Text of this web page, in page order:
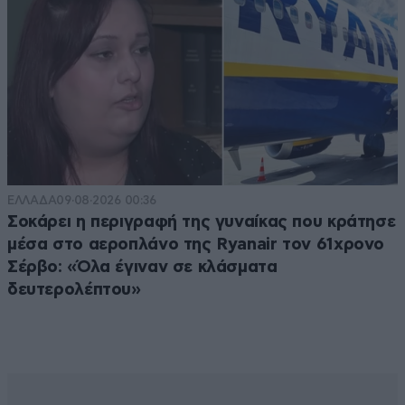
ΕΛΛΑΔΑ09·08·2026 00:36
Σοκάρει η περιγραφή της γυναίκας που κράτησε
μέσα στο αεροπλάνο της Ryanair τον 61χρονο
Σέρβο: «Όλα έγιναν σε κλάσματα
δευτερολέπτου»